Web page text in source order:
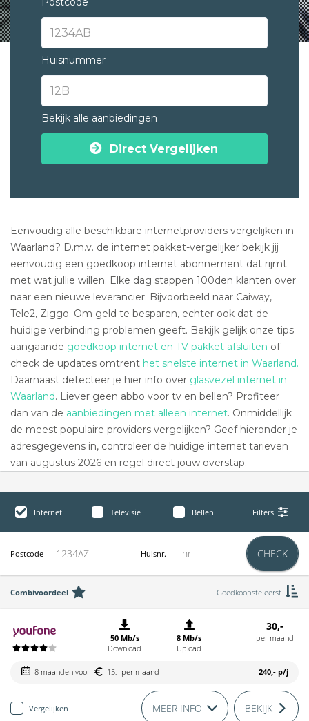
Huisnummer
Bekijk alle aanbiedingen
Direct Vergelijken
Eenvoudig alle beschikbare internetproviders vergelijken in
Waarland? D.m.v. de internet pakket-vergelijker bekijk jij
eenvoudig een goedkoop internet abonnement dat rijmt
met wat jullie willen. Elke dag stappen 100den klanten over
naar een nieuwe leverancier. Bijvoorbeeld naar Caiway,
Tele2, Ziggo. Om geld te besparen, echter ook dat de
huidige verbinding problemen geeft. Bekijk gelijk onze tips
aangaande goedkoop internet en TV pakket afsluiten of
check de updates omtrent het snelste internet in Waarland.
Daarnaast detecteer je hier info over glasvezel internet in
Waarland. Liever geen abbo voor tv en bellen? Profiteer
dan van de aanbiedingen met alleen internet. Onmiddellijk
de meest populaire providers vergelijken? Geef hieronder je
adresgegevens in, controleer de huidige internet tarieven
van augustus 2026 en regel direct jouw overstap.
Internet Televisie Bellen Filters
Postcode Huisnr. CHECK
Combivoordeel Goedkoopste eerst
50 Mb/s
Download
8 Mb/s
Upload
30,-
per maand
8 maanden voor 15,- per maand 240,- p/j
Vergelijken MEER INFO BEKIJK